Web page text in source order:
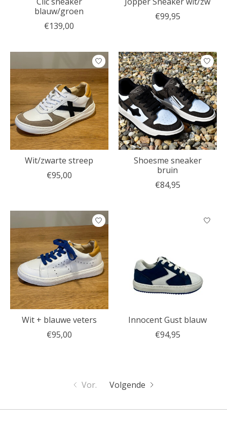
blauw/groen
€139,00
€99,95
Wit/zwarte streep
€95,00
Shoesme sneaker
bruin
€84,95
Wit + blauwe veters
€95,00
Innocent Gust blauw
€94,95
Vor. Volgende